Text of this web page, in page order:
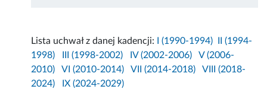
Lista uchwał z danej kadencji: I (1990-1994)
II (1994-
1998)
III (1998-2002) IV (2002-2006)
V (2006-
2010)
VI (2010-2014) VII (2014-2018)
VIII (2018-
2024)
IX (2024-2029)